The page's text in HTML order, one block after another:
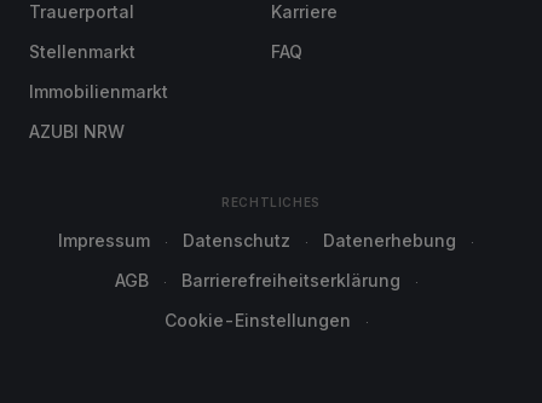
Trauerportal
Stellenmarkt
Immobilienmarkt
AZUBI NRW
Karriere
FAQ
RECHTLICHES
Impressum Datenschutz
Datenerhebung
AGB
Barrierefreiheitserklärung
Cookie-Einstellungen